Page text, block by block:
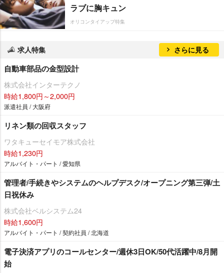
ラブに胸キュン
オリコンタイアップ特集
求人特集 さらに見る
自動車部品の金型設計
株式会社インターテクノ
時給1,800円～2,000円
派遣社員 / 大阪府
リネン類の回収スタッフ
ワタキューセイモア株式会社
時給1,230円
アルバイト・パート / 愛知県
管理者/手続きやシステムのヘルプデスク/オープニング第三弾/土
日祝休み
株式会社ベルシステム24
時給1,600円
アルバイト・パート / 契約社員 / 北海道
電子決済アプリのコールセンター/週休3日OK/50代活躍中/8月開
始